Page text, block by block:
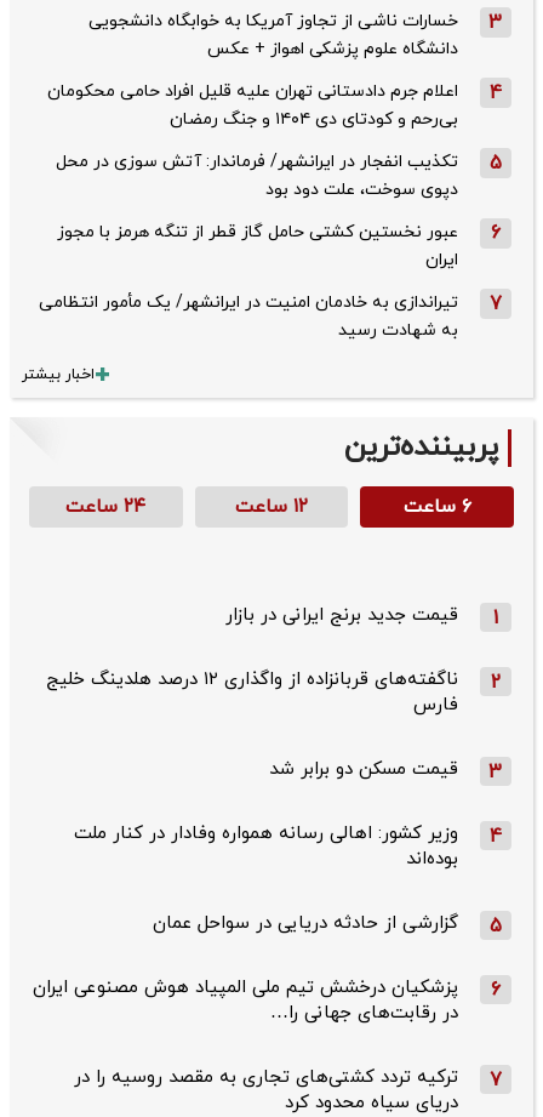
3
خسارات ناشی از تجاوز آمریکا به خوابگاه دانشجویی
دانشگاه علوم پزشکی اهواز + عکس
4
اعلام جرم دادستانی تهران علیه قلیل افراد حامی محکومان
بی‌رحم و کودتای دی‌ ۱۴۰۴ و جنگ رمضان
5
تکذیب ‌انفجار در ایرانشهر/ فرماندار: آتش سوزی در محل
دپوی سوخت، علت دود بود
6
عبور نخستین کشتی حامل گاز قطر از تنگه هرمز با مجوز
ایران
7
تیراندازی به خادمان امنیت در ایرانشهر/ یک مأمور انتظامی
به شهادت رسید
اخبار بیشتر
پربیننده‌ترین
۶ ساعت ۱۲ ساعت ۲۴ ساعت
1 قیمت جدید برنج ایرانی در بازار
2
ناگفته‌های قربانزاده از واگذاری ۱۲ درصد هلدینگ خلیج
فارس
3 قیمت مسکن دو برابر شد
4
وزیر کشور: اهالی رسانه همواره وفادار در کنار ملت
بوده‌اند
5 گزارشی از حادثه دریایی در سواحل عمان
6
پزشکیان درخشش تیم ملی المپیاد هوش مصنوعی ایران
در رقابت‌های جهانی را…
7
ترکیه تردد کشتی‌های تجاری به مقصد روسیه را در
دریای سیاه محدود کرد